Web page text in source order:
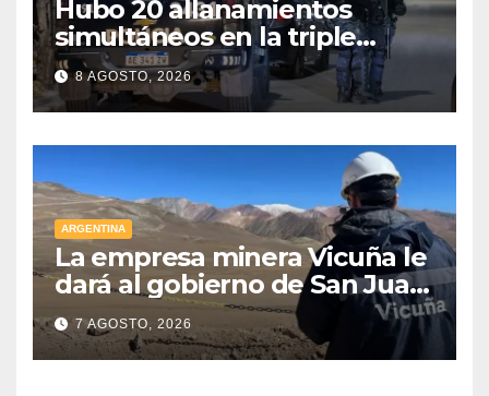
Hubo 20 allanamientos
simultáneos en la triple
frontera de Luján, Maipú y
Godoy Cruz
8 AGOSTO, 2026
ARGENTINA
La empresa minera Vicuña le
dará al gobierno de San Juan
U$D 250 millones cómo un
aporte extraordinario y no
reembolsable
7 AGOSTO, 2026